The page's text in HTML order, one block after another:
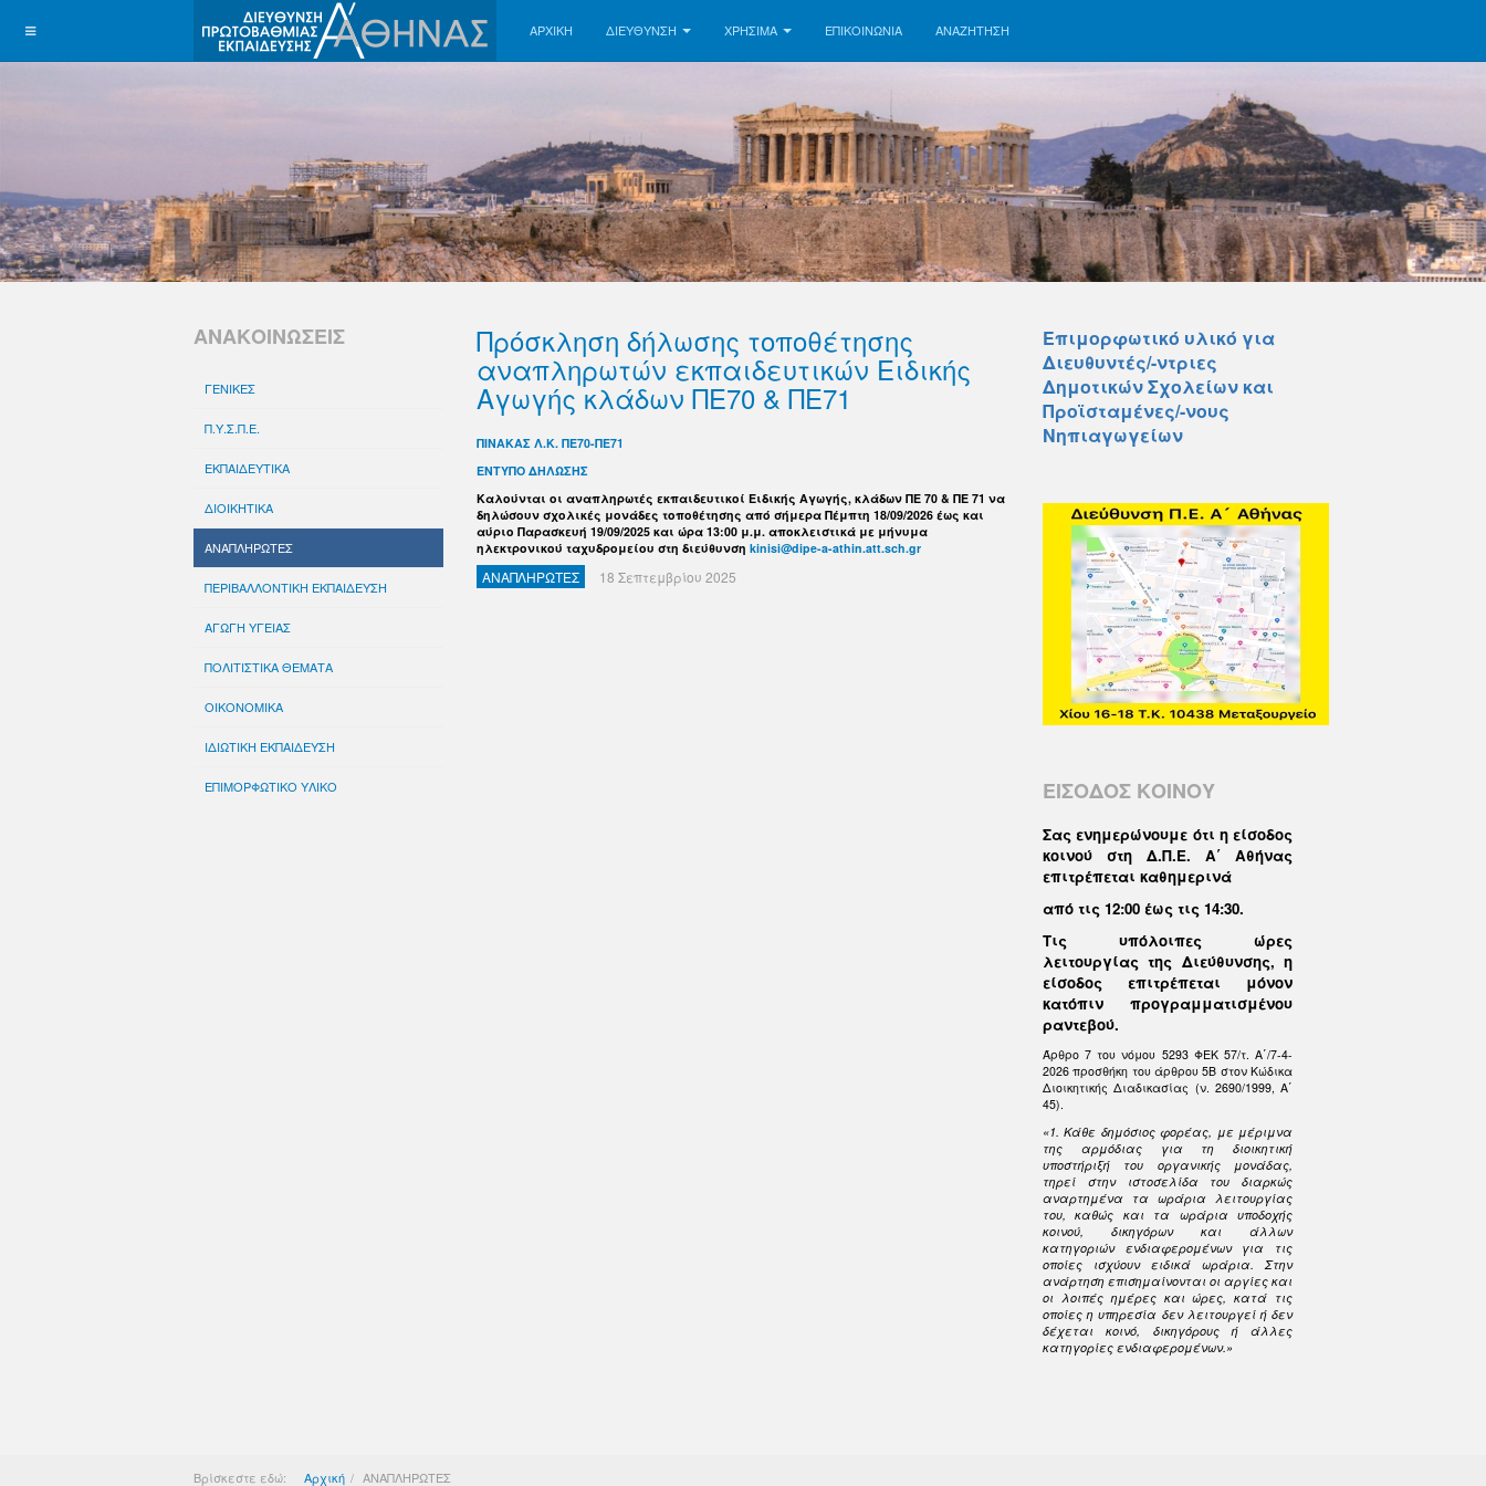
ΑΡΧΙΚΗ ΔΙΕΥΘΥΝΣΗ ΧΡΗΣΙΜΑ ΕΠΙΚΟΙΝΩΝΊΑ ΑΝΑΖΉΤΗΣΗ
Πρόσκληση δήλωσης τοποθέτησης
αναπληρωτών εκπαιδευτικών Ειδικής
Αγωγής κλάδων ΠΕ70 & ΠΕ71
ΠΙΝΑΚΑΣ Λ.Κ. ΠΕ70-ΠΕ71
ΕΝΤΥΠΟ ΔΗΛΩΣΗΣ
Καλούνται οι αναπληρωτές εκπαιδευτικοί Ειδικής Αγωγής, κλάδων ΠΕ 70 & ΠΕ 71 να
δηλώσουν σχολικές μονάδες τοποθέτησης από σήμερα Πέμπτη 18/09/2026 έως και
αύριο Παρασκευή 19/09/2025 και ώρα 13:00 μ.μ. αποκλειστικά με μήνυμα
ηλεκτρονικού ταχυδρομείου στη διεύθυνση kinisi@dipe-a-athin.att.sch.gr
ΑΝΑΠΛΗΡΩΤΕΣ 18 Σεπτεμβρίου 2025
ΑΝΑΚΟΙΝΩΣΕΙΣ
ΓΕΝΙΚΕΣ
Π.Υ.Σ.Π.Ε.
ΕΚΠΑΙΔΕΥΤΙΚΑ
ΔΙΟΙΚΗΤΙΚΑ
ΑΝΑΠΛΗΡΩΤΕΣ
ΠΕΡΙΒΑΛΛΟΝΤΙΚΗ ΕΚΠΑΙΔΕΥΣΗ
ΑΓΩΓΗ ΥΓΕΙΑΣ
ΠΟΛΙΤΙΣΤΙΚΑ ΘΕΜΑΤΑ
ΟΙΚΟΝΟΜΙΚΑ
ΙΔΙΩΤΙΚΗ ΕΚΠΑΙΔΕΥΣΗ
ΕΠΙΜΟΡΦΩΤΙΚΟ ΥΛΙΚΟ
Επιμορφωτικό υλικό για
Διευθυντές/-ντριες
Δημοτικών Σχολείων και
Προϊσταμένες/-νους
Νηπιαγωγείων
ΕΙΣΟΔΟΣ ΚΟΙΝΟΥ
Σας ενημερώνουμε ότι η είσοδος
κοινού στη Δ.Π.Ε. Α΄ Αθήνας
επιτρέπεται καθημερινά
από τις 12:00 έως τις 14:30.
Τις υπόλοιπες ώρες
λειτουργίας της Διεύθυνσης, η
είσοδος επιτρέπεται μόνον
κατόπιν προγραμματισμένου
ραντεβού.
Άρθρο 7 του νόμου 5293 ΦΕΚ 57/τ. Α΄/7-4-
2026 προσθήκη του άρθρου 5Β στον Κώδικα
Διοικητικής Διαδικασίας (ν. 2690/1999, Α΄
45).
«1. Κάθε δημόσιος φορέας, με μέριμνα
της αρμόδιας για τη διοικητική
υποστήριξή του οργανικής μονάδας,
τηρεί στην ιστοσελίδα του διαρκώς
αναρτημένα τα ωράρια λειτουργίας
του, καθώς και τα ωράρια υποδοχής
κοινού, δικηγόρων και άλλων
κατηγοριών ενδιαφερομένων για τις
οποίες ισχύουν ειδικά ωράρια. Στην
ανάρτηση επισημαίνονται οι αργίες και
οι λοιπές ημέρες και ώρες, κατά τις
οποίες η υπηρεσία δεν λειτουργεί ή δεν
δέχεται κοινό, δικηγόρους ή άλλες
κατηγορίες ενδιαφερομένων.»
Βρίσκεστε εδώ: Αρχική ΑΝΑΠΛΗΡΩΤΕΣ